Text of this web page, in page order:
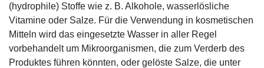
(hydrophile) Stoffe wie z. B. Alkohole, wasserlösliche
Vitamine oder Salze. Für die Verwendung in kosmetischen
Mitteln wird das eingesetzte Wasser in aller Regel
vorbehandelt um Mikroorganismen, die zum Verderb des
Produktes führen könnten, oder gelöste Salze, die unter